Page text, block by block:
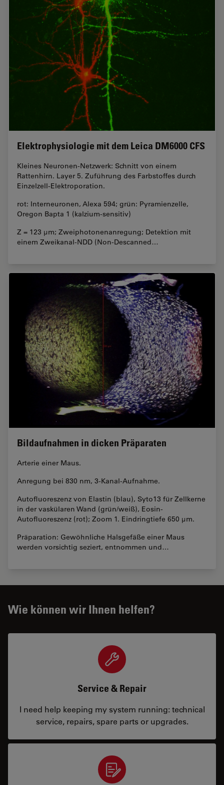
Elektrophysiologie mit dem Leica DM6000 CFS
Kleines Neuronen-Netzwerk: Schnitt von einem
Rattenhirn. Layer 5. Zuführung des Farbstoffes durch
Einzelzell-Elektroporation.
rot: Interneuronen, Alexa 594; grün: Pyramienzelle,
Oregon Bapta 1 (kalzium-sensitiv)
Z = 123 µm; Zweiphotonenanregung; Detektion mit
einem Zweikanal-NDD (Non-Descanned…
Bildaufnahmen in dicken Präparaten
Arterie einer Maus.
Anregung bei 830 nm, 3-Kanal-Aufnahme.
Autofluoreszenz von Elastin (blau), Syto13 für Zellkerne
in der vaskülaren Wand (grün/weiß), Eosin-
Autofluoreszenz (rot); Zoom 1. Eindringtiefe 650 µm.
Präparation: Gewöhnliche Halsgefäße einer Maus
werden vorsichtig seziert, entnommen und…
Wie können wir Ihnen helfen?
Service & Repair
I need help keeping my system running: technical
service, repairs, spare parts or upgrades.